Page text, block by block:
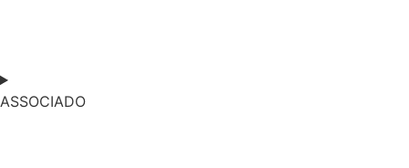
ASSOCIADO